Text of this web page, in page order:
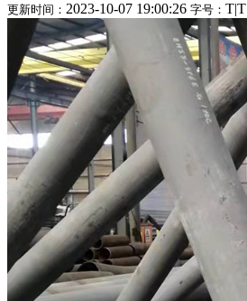
更新时间： 2023-10-07 19:00:26 字号： T|T